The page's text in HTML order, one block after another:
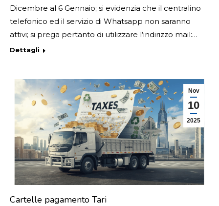
Dicembre al 6 Gennaio; si evidenzia che il centralino
telefonico ed il servizio di Whatsapp non saranno
attivi; si prega pertanto di utilizzare l’indirizzo mail:…
Dettagli
Nov
10
2025
Cartelle pagamento Tari